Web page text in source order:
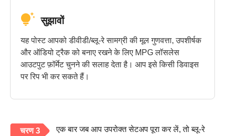
सुझावों
यह पोस्ट आपको डीवीडी/ब्लू-रे सामग्री की मूल गुणवत्ता, उपशीर्षक
और ऑडियो ट्रैक को बनाए रखने के लिए MPG लॉसलेस
आउटपुट फ़ॉर्मेट चुनने की सलाह देता है। आप इसे किसी डिवाइस
पर रिप भी कर सकते हैं।
चरण 3
एक बार जब आप उपरोक्त सेटअप पूरा कर लें, तो ब्लू-रे